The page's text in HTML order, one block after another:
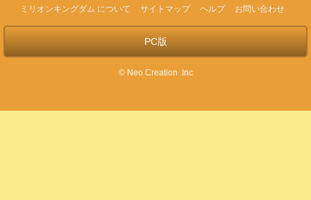
ミリオンキングダム について サイトマップ ヘルプ お問い合わせ
PC版
© Neo Creation .Inc